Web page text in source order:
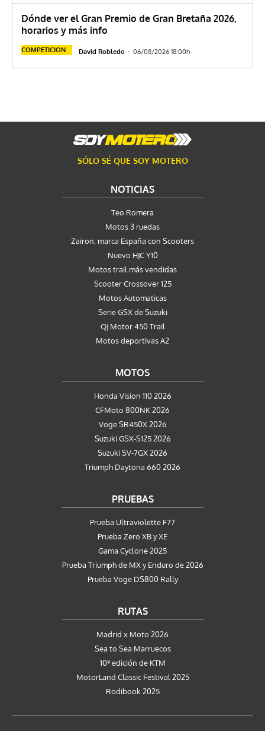
Dónde ver el Gran Premio de Gran Bretaña 2026,
horarios y más info
COMPETICION David Robledo - 06/08/2026 18:00h
SÓLO SÉ QUE SOY MOTERO
NOTICIAS
Teo Romera
Motos 3 ruedas
Zairon: marca España con Scooters
Nuevo HJC Y10
Motos trail más vendidas
Scooter Crossover 125
Motos Automaticas
Serie GSX de Suzuki
QJ Motor 450 Trail
Motos deportivas A2
MOTOS
Honda Vision 110 2026
CFMoto 800NK 2026
Voge SR450X 2026
Suzuki GSX-S125 2026
Suzuki SV-7GX 2026
Triumph Daytona 660 2026
PRUEBAS
Prueba Ultraviolette F77
Prueba Zero XB y XE
Gama Cyclone 2025
Prueba Triumph de MX y Enduro de 2026
Prueba Voge DS800 Rally
RUTAS
Madrid x Moto 2026
Sea to Sea Marruecos
10ª edición de KTM
MotorLand Classic Festival 2025
Rodibook 2025